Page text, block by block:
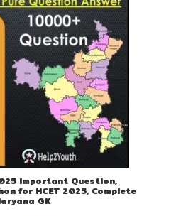
Important Question,
for HCET 2025, Complete
GK